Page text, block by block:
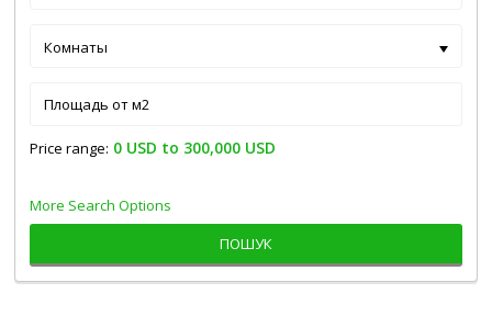
Комнаты
Price range: 0 USD to 300,000 USD
More Search Options
ПОШУК